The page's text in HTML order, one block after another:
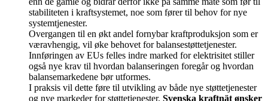
stabiliteten i kraftsystemet, noe som fører til behov for nye
systemtjenester.
Overgangen til en økt andel fornybar kraftproduksjon som er
væravhengig, vil øke behovet for balansestøttetjenester.
Innføringen av EUs felles indre marked for elektrisitet stiller
også nye krav til hvordan balanseringen foregår og hvordan
balansemarkedene bør utformes.
I praksis vil dette føre til utvikling av både nye støttetjenester
og nye markeder for støttetjenester. Svenska kraftnät ønsker